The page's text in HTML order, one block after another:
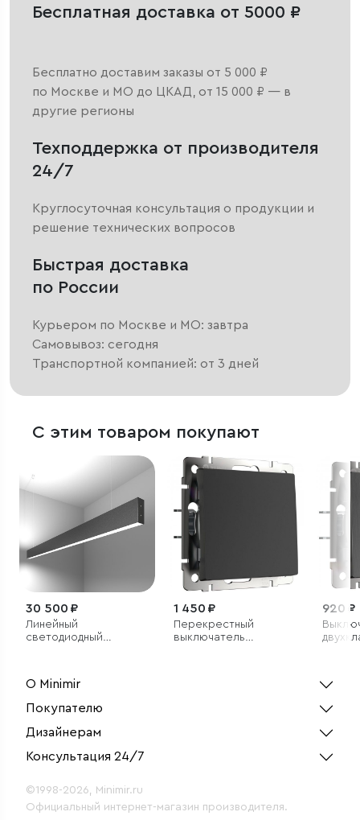
Бесплатная доставка от 5000 ₽
Бесплатно доставим заказы от 5 000 ₽
по Москве и МО до ЦКАД, от 15 000 ₽ — в
другие регионы
Техподдержка от производителя
24/7
Круглосуточная консультация о продукции и
решение технических вопросов
Быстрая доставка
по России
Курьером по Москве и МО: завтра
Самовывоз: сегодня
Транспортной компанией: от 3 дней
С этим товаром покупают
30 500 ₽
Линейный
светодиодный
50Вт 6500К черный
1 450 ₽
Перекрестный
выключатель
920 ₽
О Minimir
Покупателю
Дизайнерам
Консультация 24/7
©1998-2026, Minimir.ru
Официальный интернет-магазин производителя.